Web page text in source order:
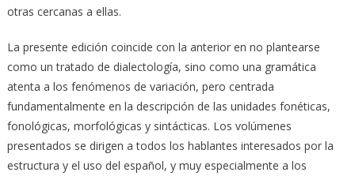
otras cercanas a ellas.
La presente edición coincide con la anterior en no plantearse
como un tratado de dialectología, sino como una gramática
atenta a los fenómenos de variación, pero centrada
fundamentalmente en la descripción de las unidades fonéticas,
fonológicas, morfológicas y sintácticas. Los volúmenes
presentados se dirigen a todos los hablantes interesados por la
estructura y el uso del español, y muy especialmente a los